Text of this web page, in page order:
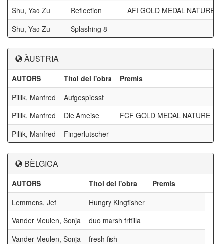
Shu, Yao Zu
Reflection
AFI GOLD MEDAL NATURE
Shu, Yao Zu
Splashing 8
ÀUSTRIA
AUTORS Títol del l'obra
Premis
Pillik, Manfred
Aufgespiesst
Pillik, Manfred
Die Ameise
FCF GOLD MEDAL NATURE
Pillik, Manfred
Fingerlutscher
BÈLGICA
AUTORS Títol del l'obra
Premis
Lemmens, Jef
Hungry Kingfisher
Vander Meulen, Sonja
duo marsh fritilla
Vander Meulen, Sonja
fresh fish